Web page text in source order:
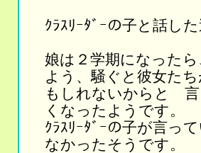
ｸﾗｽﾘｰﾀﾞｰの子と話し
娘は２学期になった
よう、騒ぐと彼女た
もしれないからと 言
くなったようです。
ｸﾗｽﾘｰﾀﾞｰの子が言っ
なかったそうです。